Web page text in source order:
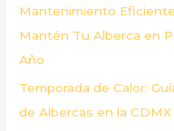
:Mantenimiento
Mantén Tu Alberca en
Año
Temporada de Calor:
de Albercas en la CDMX